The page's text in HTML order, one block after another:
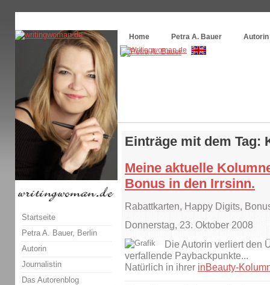
Home
Petra A. Bauer Autorin
Einträge mit dem Tag:
Meine aktuelle
Bonus in den Irrsinn.
Rabattkarten, Happy Digits,
Donnerstag, 23. Oktober 2008
Die Autorin verliert den
verfallende Paybackpunkte...
Natürlich in ihrer inBeauty-
Startseite
Petra A. Bauer, Berlin
Autorin
Journalistin
Das Autorenblog